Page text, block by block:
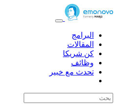
البرامج
المقالات
كن شريكا
وظائف
تحدث مع خبير